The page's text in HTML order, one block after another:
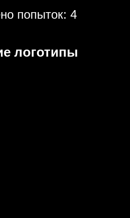
попыток: 4
логотипы